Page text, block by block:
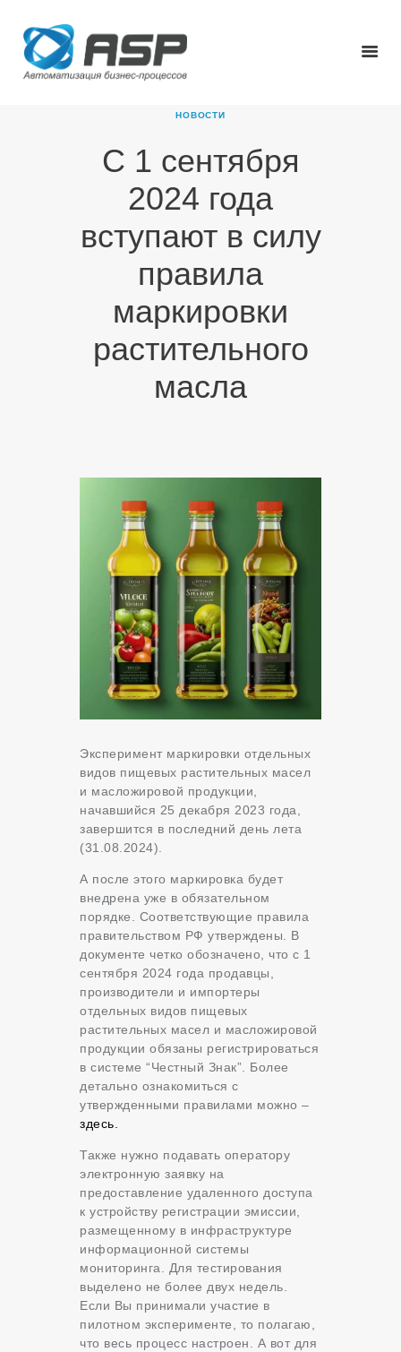
НОВОСТИ
С 1 сентября
2024 года
вступают в силу
правила
маркировки
растительного
масла
ГЛАВНАЯ
О КОМПАНИИ
НОВОСТИ
КАРЬЕРА
ПАРТНЕРЫ
КОНТАКТЫ
Эксперимент маркировки отдельных
видов пищевых растительных масел
‎и масложировой продукции,
начавшийся 25 декабря 2023 года,
завершится в последний день лета
(31.08.2024).
А после этого маркировка будет
внедрена уже в обязательном
порядке. Соответствующие правила
правительством РФ утверждены. В
документе четко обозначено, что с 1
сентября 2024 года продавцы,
производители и импортеры
отдельных видов пищевых
растительных масел ‎и масложировой
продукции обязаны регистрироваться
в системе “Честный Знак”. Более
детально ознакомиться с
утвержденными правилами можно –
здесь.
Также нужно подавать оператору
электронную заявку на
предоставление удаленного доступа
‎к устройству регистрации эмиссии,
размещенному в инфраструктуре
информационной системы
мониторинга. Для тестирования
выделено не более двух недель.
Если Вы принимали участие в
пилотном эксперименте, то полагаю,
что весь процесс настроен. А вот для